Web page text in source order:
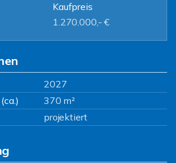
Kaufpreis
1.270.000,- €
2027
370 m²
projektiert